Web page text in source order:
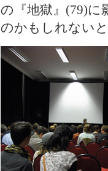
の『地獄』(79)
のかもしれない